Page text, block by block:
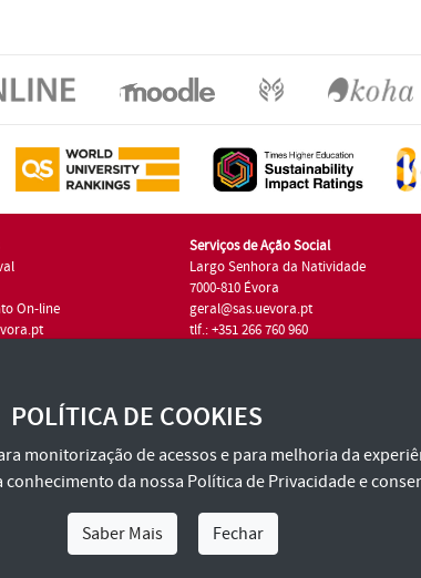
On-line
Serviços de Ação Social
Largo Senhora da Natividade
7000-810 Évora
geral@sas.uevora.pt
tlf.: +351 266 760 960
POLÍTICA DE COOKIES
monitorização de acessos e para melhoria da
da nossa Política de Privacidadee
Saber Mais Fechar